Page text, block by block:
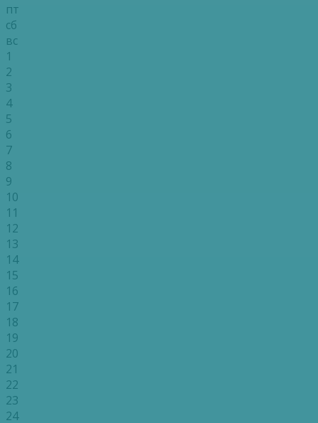
пт
сб
вс
1
2
3
4
5
6
7
8
9
10
11
12
13
14
15
16
17
18
19
20
21
22
23
24